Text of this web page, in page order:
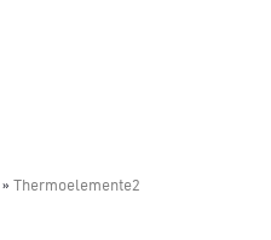
»Thermoelemente2